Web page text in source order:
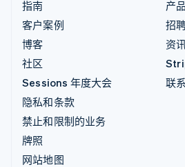
指南
客户案例
博客
社区
Sessions 年度大会
隐私和条款
禁止和限制的业务
牌照
网站地图
产
招
资
联